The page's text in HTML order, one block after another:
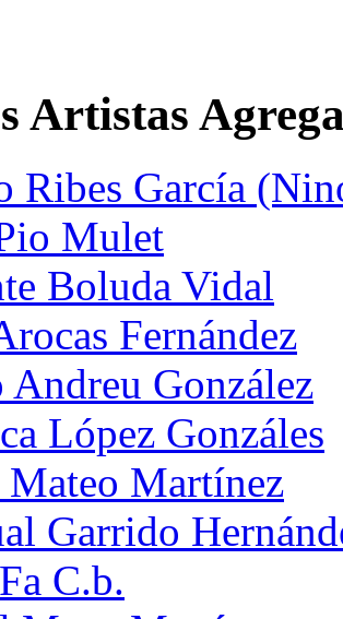
Artistas
Ribes García
Mulet
Boluda Vidal
Fernández
Andreu González
López Gonzáles
Martínez
Garrido
C.b.